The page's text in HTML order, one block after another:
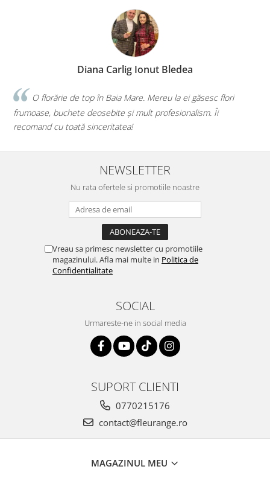
Diana Carlig Ionut Bledea
O florărie de top în Baia Mare. Mereu la ei găsesc flori
frumoase, buchete deosebite și mult profesionalism. Îi
recomand cu toată sinceritatea!
NEWSLETTER
Nu rata ofertele si promotiile noastre
Vreau sa primesc newsletter cu promotiile
magazinului. Afla mai multe in Politica de
Confidentialitate
SOCIAL
Urmareste-ne in social media
SUPORT CLIENTI
0770215176
contact@fleurange.ro
MAGAZINUL MEU